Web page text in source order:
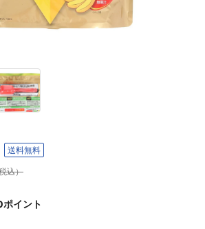
送料無料
込）
ポイント